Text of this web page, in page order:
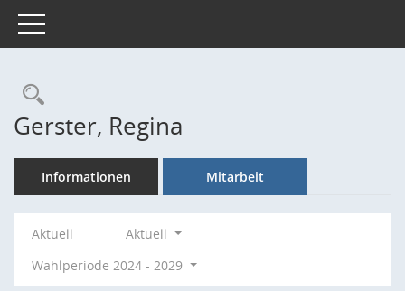
Toggle navigation
Rechercheauswahl
Gerster, Regina
Informationen Mitarbeit
Aktuell
Aktuell
Wahlperiode 2024 - 2029